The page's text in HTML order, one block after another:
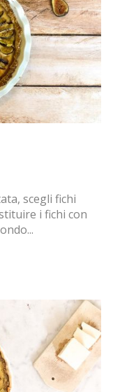
scegli fichi
i fichi con